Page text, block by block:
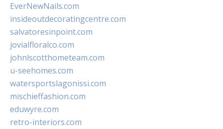
EverNewNails.com
insideoutdecoratingcentre.com
salvatoresinpoint.com
jovialfloralco.com
johnlscotthometeam.com
u-seehomes.com
watersportslagonissi.com
mischieffashion.com
eduwyre.com
retro-interiors.com